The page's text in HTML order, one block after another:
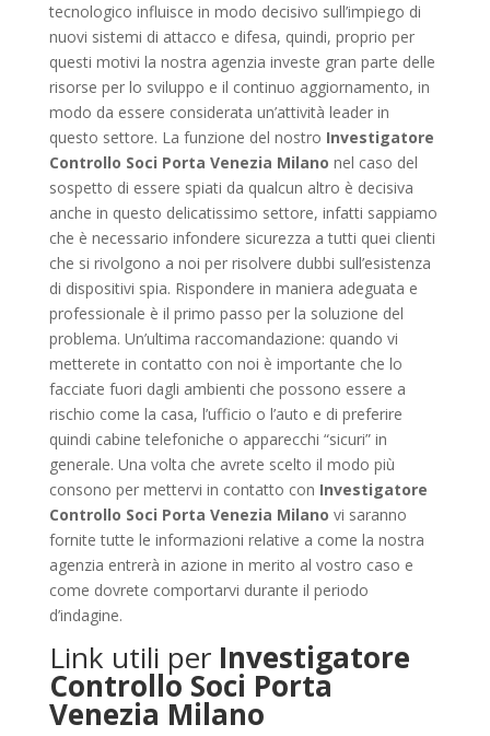
tecnologico influisce in modo decisivo sull’impiego di
nuovi sistemi di attacco e difesa, quindi, proprio per
questi motivi la nostra agenzia investe gran parte delle
risorse per lo sviluppo e il continuo aggiornamento, in
modo da essere considerata un’attività leader in
questo settore. La funzione del nostro Investigatore
Controllo Soci Porta Venezia Milano nel caso del
sospetto di essere spiati da qualcun altro è decisiva
anche in questo delicatissimo settore, infatti sappiamo
che è necessario infondere sicurezza a tutti quei clienti
che si rivolgono a noi per risolvere dubbi sull’esistenza
di dispositivi spia. Rispondere in maniera adeguata e
professionale è il primo passo per la soluzione del
problema. Un’ultima raccomandazione: quando vi
metterete in contatto con noi è importante che lo
facciate fuori dagli ambienti che possono essere a
rischio come la casa, l’ufficio o l’auto e di preferire
quindi cabine telefoniche o apparecchi “sicuri” in
generale. Una volta che avrete scelto il modo più
consono per mettervi in contatto con Investigatore
Controllo Soci Porta Venezia Milano vi saranno
fornite tutte le informazioni relative a come la nostra
agenzia entrerà in azione in merito al vostro caso e
come dovrete comportarvi durante il periodo
d’indagine.
Link utili per Investigatore
Controllo Soci Porta
Venezia Milano